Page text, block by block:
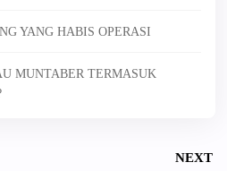
YANG HABIS OPERASI
MUNTABER TERMASUK
NEXT